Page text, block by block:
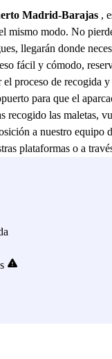
Madrid-Barajas ,
mismo modo. No
llegarán donde
fácil y cómodo,
el proceso de
para que el
recogido las maletas,
a nuestro
plataformas o a